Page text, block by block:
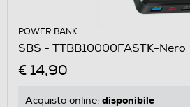
POWER BANK
SBS - TTBB10000FASTK-Nero
€ 14,90
Acquisto online: disponibile